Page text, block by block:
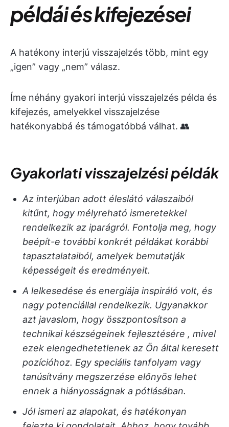
példái és kifejezései
A hatékony interjú visszajelzés több, mint egy
„igen” vagy „nem” válasz.
Íme néhány gyakori interjú visszajelzés példa és
kifejezés, amelyekkel visszajelzése
hatékonyabbá és támogatóbbá válhat. 👥
Gyakorlati visszajelzési példák
Az interjúban adott éleslátó válaszaiból
kitűnt, hogy mélyreható ismeretekkel
rendelkezik az iparágról. Fontolja meg, hogy
beépít-e további konkrét példákat korábbi
tapasztalataiból, amelyek bemutatják
képességeit és eredményeit.
A lelkesedése és energiája inspiráló volt, és
nagy potenciállal rendelkezik. Ugyanakkor
azt javaslom, hogy összpontosítson a
technikai készségeinek fejlesztésére , mivel
ezek elengedhetetlenek az Ön által keresett
pozícióhoz. Egy speciális tanfolyam vagy
tanúsítvány megszerzése előnyös lehet
ennek a hiányosságnak a pótlásában.
Jól ismeri az alapokat, és hatékonyan